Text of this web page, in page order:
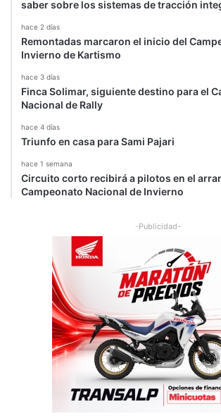
saber sobre los sistemas de tracción
hace 2 días
Remontadas marcaron el inicio del
Invierno de Kartismo
hace 3 días
Finca Solimar, siguiente destino para el
Nacional de Rally
hace 4 días
Triunfo en casa para Sami Pajari
hace 1 semana
Circuito corto recibirá a pilotos en el
Campeonato Nacional de Invierno
-Publicidad-